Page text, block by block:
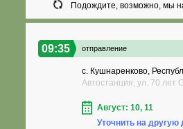
Подождите, возможно, мы
09:35 отправление
с. Кушнаренково,
Автостанция, ул. 70 лет
Август: 10, 11
Уточнить на другую